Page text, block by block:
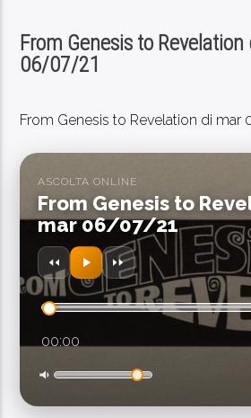
PROGRAMMA IN ONDA
SEGUICI SUI SOCIAL
From Genesis to
06/07/21
From Genesis to Revelation di mar
ASCOLTA ONLINE
From Genesis to
mar 06/07/21
00:00